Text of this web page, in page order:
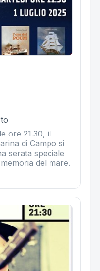
ore 21.30, il
di Campo si
serata speciale
del mare.